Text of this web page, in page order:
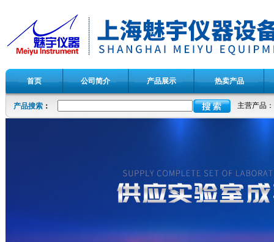
首页 公司简介 产品展示 热卖产品
产品搜索： 主营产品：